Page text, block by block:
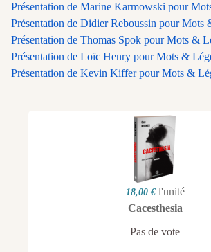
Présentation de Marine Karmowski pour
Présentation de Didier Reboussin pour Mots
Présentation de Thomas Spok pour Mots &
Présentation de Loïc Henry pour Mots &
Présentation de Kevin Kiffer pour Mots &
18,00 € l'unité
Cacesthesia
Pas de vote